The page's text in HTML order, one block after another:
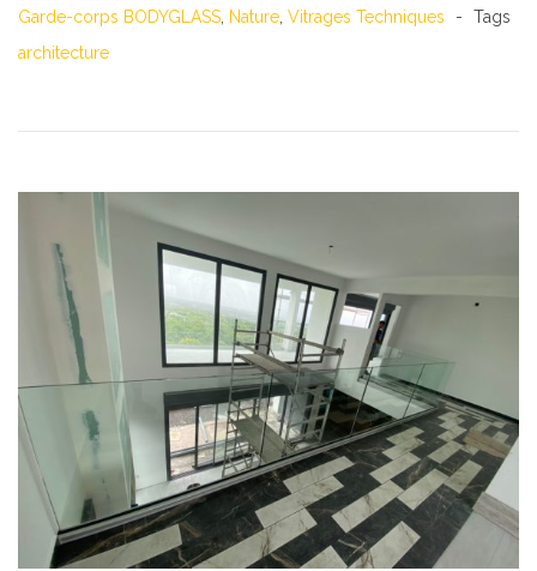
Garde-corps BODYGLASS Nature Vitrages Techniques
Tags
architecture